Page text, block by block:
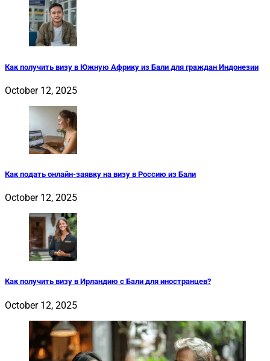
Как получить визу в Южную Африку из Бали для граждан Индонезии
October 12, 2025
Как подать онлайн-заявку на визу в Россию из Бали
October 12, 2025
Как получить визу в Ирландию с Бали для иностранцев?
October 12, 2025